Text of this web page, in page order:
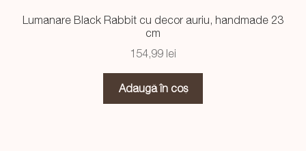
Lumanare Black Rabbit cu decor auriu, handmade 23
cm
154,99 lei
Adaugă în coș